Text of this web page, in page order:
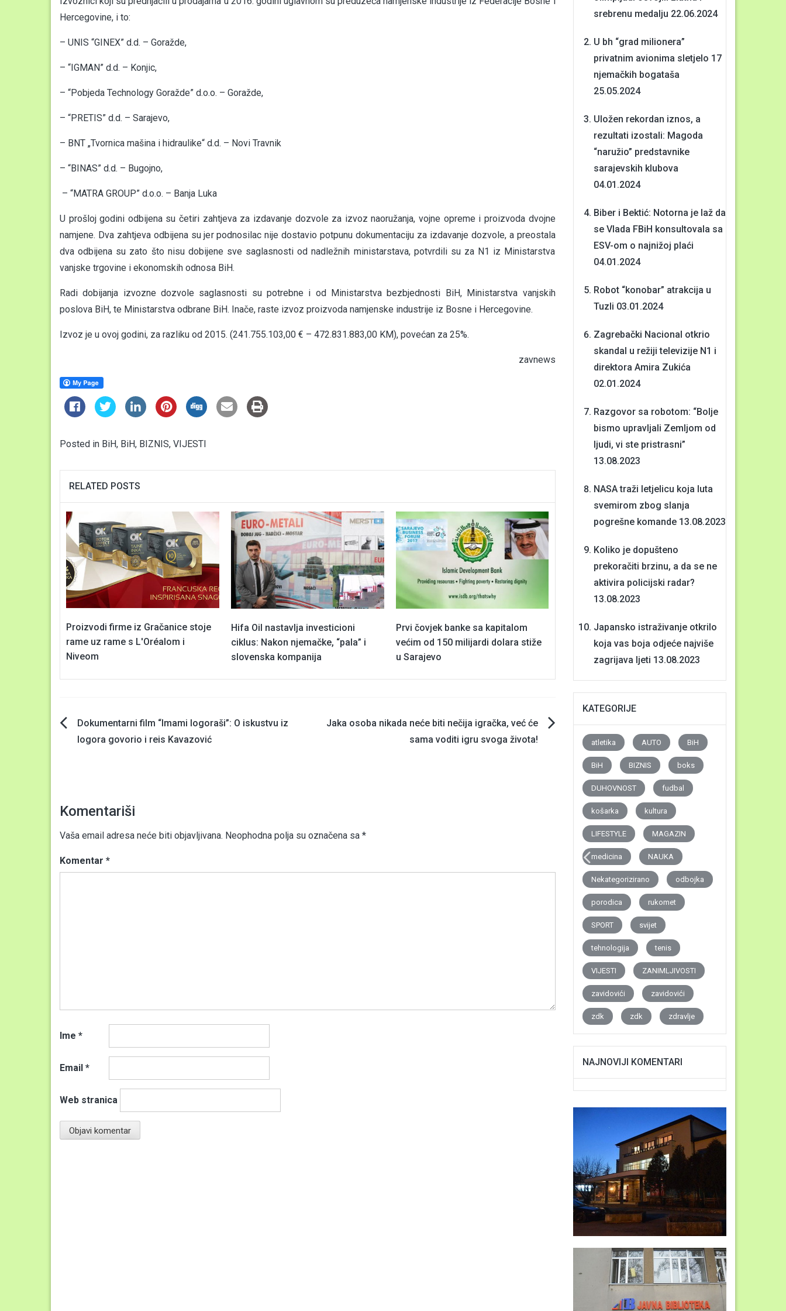
Hercegovine, i to:
– UNIS “GINEX” d.d. – Goražde,
– “IGMAN” d.d. – Konjic,
– “Pobjeda Technology Goražde” d.o.o. – Goražde,
– “PRETIS” d.d. – Sarajevo,
– BNT „Tvornica mašina i hidraulike“ d.d. – Novi Travnik
– “BINAS” d.d. – Bugojno,
– “MATRA GROUP” d.o.o. – Banja Luka
U prošloj godini odbijena su četiri zahtjeva za izdavanje dozvole za izvoz naoružanja, vojne opreme i proizvoda dvojne
namjene. Dva zahtjeva odbijena su jer podnosilac nije dostavio potpunu dokumentaciju za izdavanje dozvole, a preostala
dva odbijena su zato što nisu dobijene sve saglasnosti od nadležnih ministarstava, potvrdili su za N1 iz Ministarstva
vanjske trgovine i ekonomskih odnosa BiH.
Radi dobijanja izvozne dozvole saglasnosti su potrebne i od Ministarstva bezbjednosti BiH, Ministarstva vanjskih
poslova BiH, te Ministarstva odbrane BiH. Inače, raste izvoz proizvoda namjenske industrije iz Bosne i Hercegovine.
Izvoz je u ovoj godini, za razliku od 2015. (241.755.103,00 € – 472.831.883,00 KM), povećan za 25%.
zavnews
Posted in BiH, BiH, BIZNIS, VIJESTI
RELATED POSTS
Proizvodi firme iz Gračanice stoje
rame uz rame s L'Oréalom i
Niveom
Hifa Oil nastavlja investicioni
ciklus: Nakon njemačke, “pala” i
slovenska kompanija
Prvi čovjek banke sa kapitalom
većim od 150 milijardi dolara stiže
u Sarajevo
Navigacija
Dokumentarni film “Imami logoraši”: O iskustvu iz
logora govorio i reis Kavazović
Jaka osoba nikada neće biti nečija igračka, već će
sama voditi igru svoga života!
Komentariši
Vaša email adresa neće biti objavljivana. Neophodna polja su označena sa *
Komentar *
Ime *
Email *
Web stranica
srebrenu medalju 22.06.2024
U bh “grad milionera”
privatnim avionima sletjelo 17
njemačkih bogataša
25.05.2024
Uložen rekordan iznos, a
rezultati izostali: Magoda
“naružio” predstavnike
sarajevskih klubova
04.01.2024
Biber i Bektić: Notorna je laž da
se Vlada FBiH konsultovala sa
ESV-om o najnižoj plaći
04.01.2024
Robot “konobar” atrakcija u
Tuzli 03.01.2024
Zagrebački Nacional otkrio
skandal u režiji televizije N1 i
direktora Amira Zukića
02.01.2024
Razgovor sa robotom: “Bolje
bismo upravljali Zemljom od
ljudi, vi ste pristrasni”
13.08.2023
NASA traži letjelicu koja luta
svemirom zbog slanja
pogrešne komande 13.08.2023
Koliko je dopušteno
prekoračiti brzinu, a da se ne
aktivira policijski radar?
13.08.2023
Japansko istraživanje otkrilo
koja vas boja odjeće najviše
zagrijava ljeti 13.08.2023
KATEGORIJE
atletika AUTO BiH
BiH BIZNIS boks
DUHOVNOST fudbal
košarka kultura
LIFESTYLE MAGAZIN
medicina NAUKA
Nekategorizirano odbojka
porodica rukomet
SPORT svijet
tehnologija tenis
VIJESTI ZANIMLJIVOSTI
zavidovići zavidovići
zdk zdk zdravlje
NAJNOVIJI KOMENTARI